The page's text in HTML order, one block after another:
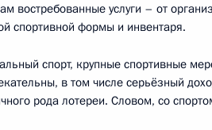
в акции «Бессмертный
востребованные услуги – от
спортивной формы и инвентаря.
спорт, крупные спортивные
в том числе серьёзный
рода лотереи. Словом, со